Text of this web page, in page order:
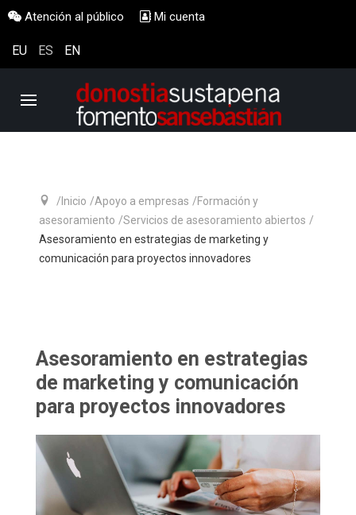
Atención al público Mi cuenta
EU ES EN
Inicio Apoyo a empresas
Formación y
asesoramiento
Servicios de asesoramiento abiertos
Asesoramiento en estrategias de marketing y
comunicación para proyectos innovadores
Asesoramiento en estrategias
de marketing y comunicación
para proyectos innovadores